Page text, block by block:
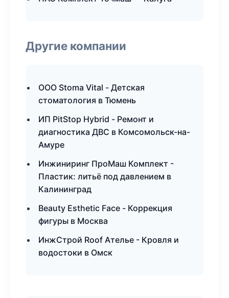
Другие компании
ООО Stoma Vital - Детская
стоматология в Тюмень
ИП PitStop Hybrid - Ремонт и
диагностика ДВС в Комсомольск-на-
Амуре
Инжиниринг ПроМаш Комплект -
Пластик: литьё под давлением в
Калининград
Beauty Esthetic Face - Коррекция
фигуры в Москва
ИнжСтрой Roof Ателье - Кровля и
водостоки в Омск